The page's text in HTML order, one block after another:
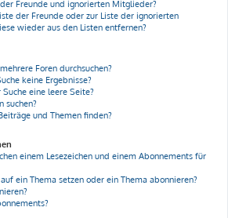
Freunde und ignorierten Mitglieder?
der Freunde oder zur Liste der ignorierten
wieder aus den Listen entfernen?
Foren durchsuchen?
keine Ergebnisse?
eine leere Seite?
suchen?
und Themen finden?
einem Lesezeichen und einem Abonnements für
ein Thema setzen oder ein Thema abonnieren?